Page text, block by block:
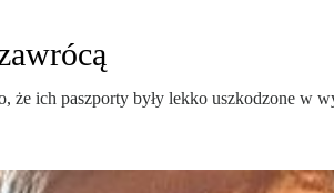
że ich paszporty były lekko uszkodzone w